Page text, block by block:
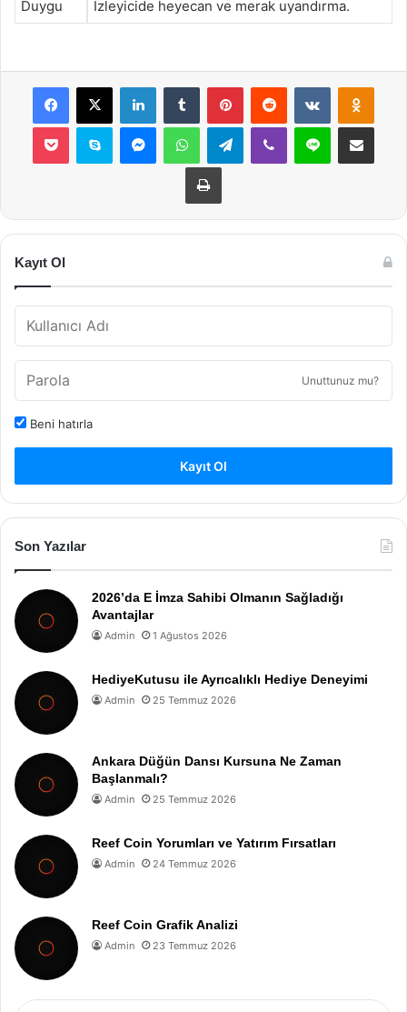
Duygu İzleyicide heyecan ve merak uyandırma.
Facebook
X LinkedInTumblr PinterestReddit VKontakte
Pocket Skype MessengerWhatsAppTelegramViber Line E-Posta ile
Yazdır
Kayıt Ol
Unuttunuz mu?
Beni hatırla
Kayıt Ol
Son Yazılar
2026’da E İmza Sahibi Olmanın Sağladığı
Avantajlar
Admin 1 Ağustos 2026
HediyeKutusu ile Ayrıcalıklı Hediye Deneyimi
Admin 25 Temmuz 2026
Ankara Düğün Dansı Kursuna Ne Zaman
Başlanmalı?
Admin 25 Temmuz 2026
Reef Coin Yorumları ve Yatırım Fırsatları
Admin 24 Temmuz 2026
Reef Coin Grafik Analizi
Admin 23 Temmuz 2026